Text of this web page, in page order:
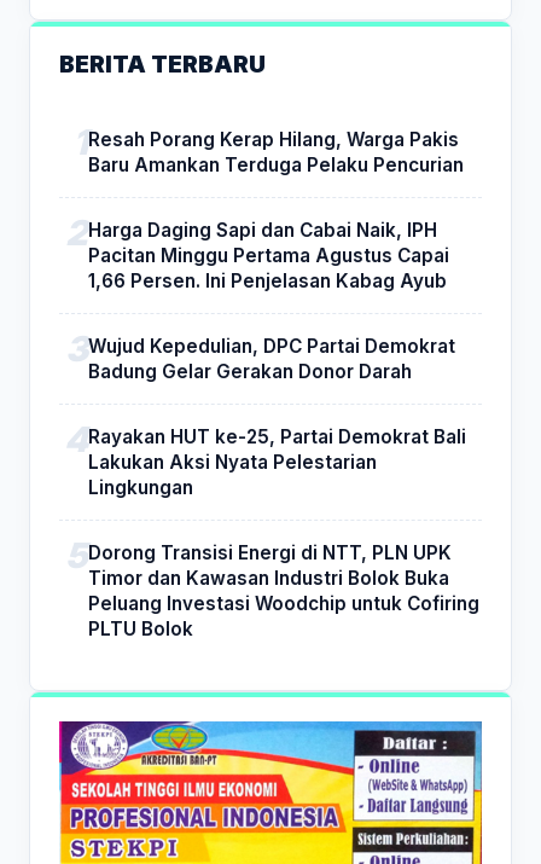
BERITA TERBARU
Resah Porang Kerap Hilang, Warga Pakis
Baru Amankan Terduga Pelaku Pencurian
Harga Daging Sapi dan Cabai Naik, IPH
Pacitan Minggu Pertama Agustus Capai
1,66 Persen. Ini Penjelasan Kabag Ayub
Wujud Kepedulian, DPC Partai Demokrat
Badung Gelar Gerakan Donor Darah
Rayakan HUT ke-25, Partai Demokrat Bali
Lakukan Aksi Nyata Pelestarian
Lingkungan
Dorong Transisi Energi di NTT, PLN UPK
Timor dan Kawasan Industri Bolok Buka
Peluang Investasi Woodchip untuk Cofiring
PLTU Bolok